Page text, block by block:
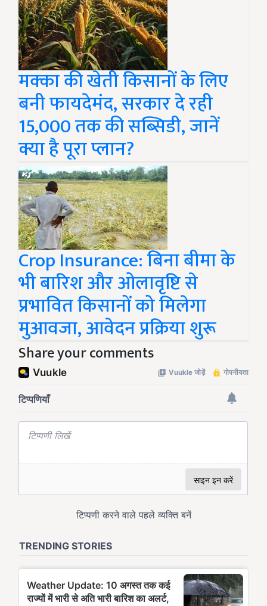
मक्का की खेती किसानों के लिए
बनी फायदेमंद, सरकार दे रही
15,000 तक की सब्सिडी, जानें
क्या है पूरा प्लान?
Crop Insurance: बिना बीमा के
भी बारिश और ओलावृष्टि से
प्रभावित किसानों को मिलेगा
मुआवजा, आवेदन प्रक्रिया शुरू
Share your comments